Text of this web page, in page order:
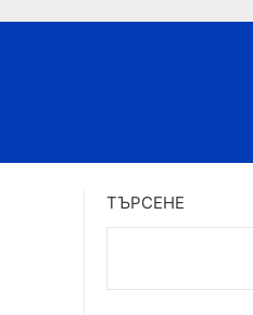
ТЪРСЕНЕ